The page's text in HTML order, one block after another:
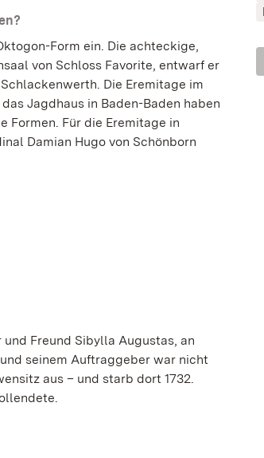
Form ein. Die achteckige,
von Schloss Favorite, entwarf er
Die Eremitage im
Jagdhaus in Baden-Baden haben
Formen. Für die Eremitage in
Damian Hugo von Schönborn
Freund Sibylla Augustas, an
seinem Auftraggeber war nicht
aus – und starb dort 1732.